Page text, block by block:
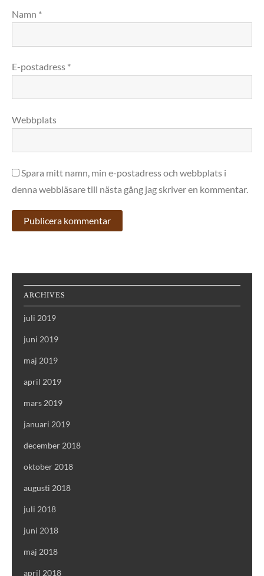
Namn *
E-postadress *
Webbplats
Spara mitt namn, min e-postadress och webbplats i
denna webbläsare till nästa gång jag skriver en kommentar.
ARCHIVES
juli 2019
juni 2019
maj 2019
april 2019
mars 2019
januari 2019
december 2018
oktober 2018
augusti 2018
juli 2018
juni 2018
maj 2018
april 2018